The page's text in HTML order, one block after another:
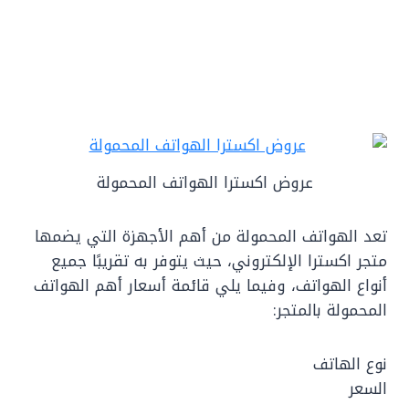
عروض اكسترا الهواتف المحمولة
تعد الهواتف المحمولة من أهم الأجهزة التي يضمها
متجر اكسترا الإلكتروني، حيث يتوفر به تقريبًا جميع
أنواع الهواتف، وفيما يلي قائمة أسعار أهم الهواتف
المحمولة بالمتجر:
نوع الهاتف
السعر